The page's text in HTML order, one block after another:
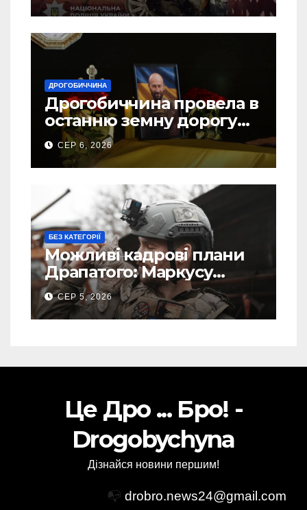
ДРОГОБИЧЧИНА
Дрогобиччина провела в
останню земну дорогу
свого Захисника – Олега
Торського
СЕР 6, 2026
БЕЗ КАТЕГОРІЇ
Можливі кадрові плани
Драпатого: Маркусу
пророкують важливу
посаду у ЗСУ
СЕР 5, 2026
Це Дро ... Бро! -
Drogobychyna
Дізнайся новини першим!
📭 drobro.news24@gmail.com